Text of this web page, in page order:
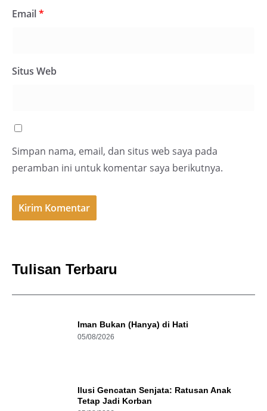
Email*
Situs Web
Simpan nama, email, dan situs web saya pada
peramban ini untuk komentar saya berikutnya.
Tulisan Terbaru
Iman Bukan (Hanya) di Hati
05/08/2026
Ilusi Gencatan Senjata: Ratusan Anak
Tetap Jadi Korban